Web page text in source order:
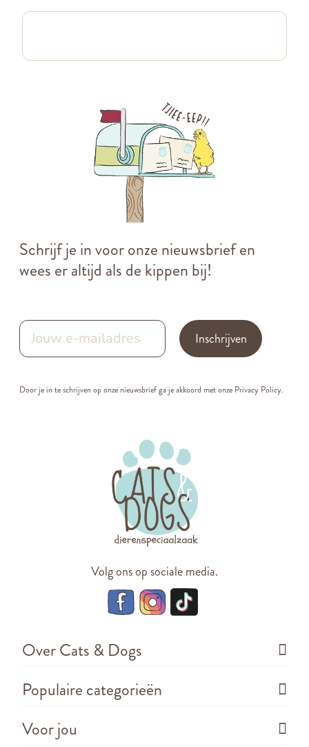
Schrijf je in voor onze nieuwsbrief en
wees er altijd als de kippen bij!
Inschrijven
Door je in te schrijven op onze nieuwsbrief ga je akkoord met onze Privacy Policy.
Volg ons op sociale media.
Over Cats & Dogs
Populaire categorieën
Voor jou